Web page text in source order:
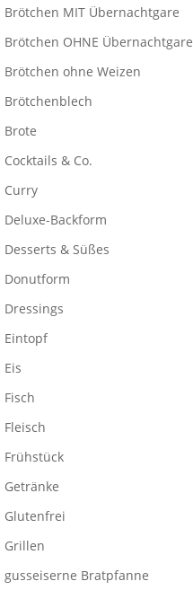
Brötchen MIT Übernachtgare
Brötchen OHNE Übernachtgare
Brötchen ohne Weizen
Brötchenblech
Brote
Cocktails & Co.
Curry
Deluxe-Backform
Desserts & Süßes
Donutform
Dressings
Eintopf
Eis
Fisch
Fleisch
Frühstück
Getränke
Glutenfrei
Grillen
gusseiserne Bratpfanne